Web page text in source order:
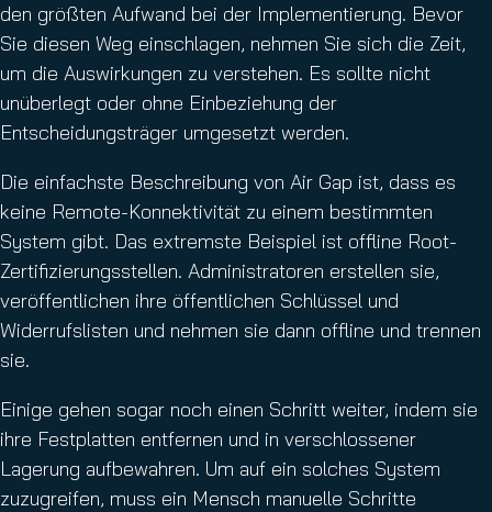
den größten Aufwand bei der Implementierung. Bevor
Sie diesen Weg einschlagen, nehmen Sie sich die Zeit,
um die Auswirkungen zu verstehen. Es sollte nicht
unüberlegt oder ohne Einbeziehung der
Entscheidungsträger umgesetzt werden.
Die einfachste Beschreibung von Air Gap ist, dass es
keine Remote-Konnektivität zu einem bestimmten
System gibt. Das extremste Beispiel ist offline Root-
Zertifizierungsstellen. Administratoren erstellen sie,
veröffentlichen ihre öffentlichen Schlüssel und
Widerrufslisten und nehmen sie dann offline und trennen
sie.
Einige gehen sogar noch einen Schritt weiter, indem sie
ihre Festplatten entfernen und in verschlossener
Lagerung aufbewahren. Um auf ein solches System
zuzugreifen, muss ein Mensch manuelle Schritte